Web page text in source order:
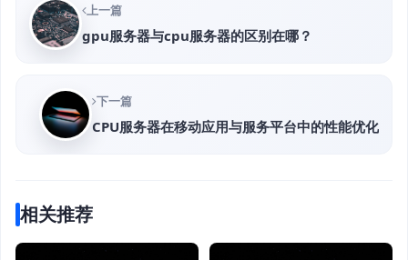
上一篇
gpu服务器与cpu服务器的区别在哪？
下一篇
CPU服务器在移动应用与服务平台中的性能优化
相关推荐